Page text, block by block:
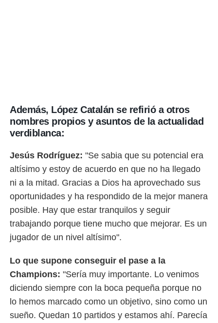
Además, López Catalán se refirió a otros
nombres propios y asuntos de la actualidad
verdiblanca:
Jesús Rodríguez: "Se sabia que su potencial era
altísimo y estoy de acuerdo en que no ha llegado
ni a la mitad. Gracias a Dios ha aprovechado sus
oportunidades y ha respondido de la mejor manera
posible. Hay que estar tranquilos y seguir
trabajando porque tiene mucho que mejorar. Es un
jugador de un nivel altísimo".
Lo que supone conseguir el pase a la
Champions: "Sería muy importante. Lo venimos
diciendo siempre con la boca pequeña porque no
lo hemos marcado como un objetivo, sino como un
sueño. Quedan 10 partidos y estamos ahí. Parecía